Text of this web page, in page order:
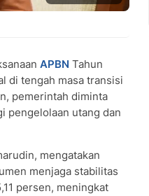
APBN Tahun
di tengah masa transisi
pemerintah diminta
pengelolaan utang dan
mengatakan
menjaga stabilitas
persen, meningkat